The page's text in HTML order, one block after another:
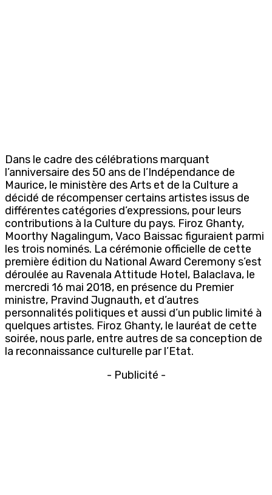
Dans le cadre des célébrations marquant
l’anniversaire des 50 ans de l’Indépendance de
Maurice, le ministère des Arts et de la Culture a
décidé de récompenser certains artistes issus de
différentes catégories d’expressions, pour leurs
contributions à la Culture du pays. Firoz Ghanty,
Moorthy Nagalingum, Vaco Baissac figuraient parmi
les trois nominés. La cérémonie officielle de cette
première édition du National Award Ceremony s’est
déroulée au Ravenala Attitude Hotel, Balaclava, le
mercredi 16 mai 2018, en présence du Premier
ministre, Pravind Jugnauth, et d’autres
personnalités politiques et aussi d’un public limité à
quelques artistes. Firoz Ghanty, le lauréat de cette
soirée, nous parle, entre autres de sa conception de
la reconnaissance culturelle par l’Etat.
- Publicité -